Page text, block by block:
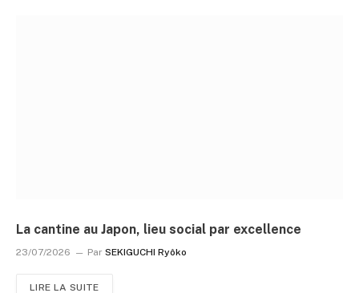
La cantine au Japon, lieu social par excellence
23/07/2026 Par SEKIGUCHI Ryôko
LIRE LA SUITE